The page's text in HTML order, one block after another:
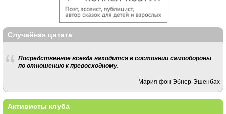
Случайная цитата
Посредственное всегда находится в состоянии самообороны
по отношению к превосходному.
Мария фон Эбнер-Эшенбах
Активисты клуба